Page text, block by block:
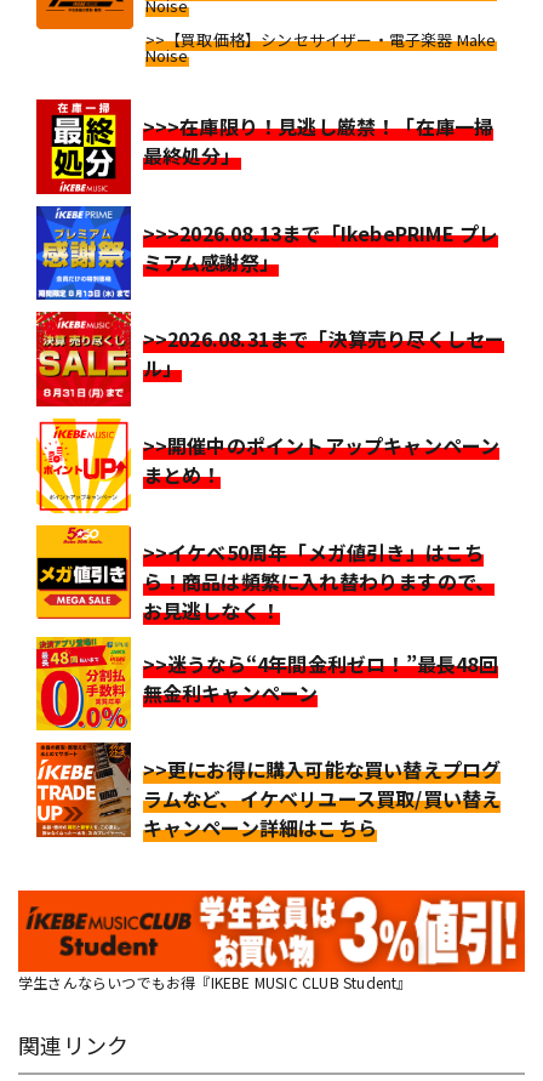
Noise
>>【買取価格】シンセサイザー・電子楽器 Make
Noise
>>>在庫限り！見逃し厳禁！「在庫一掃
最終処分」
>>>2026.08.13まで「IkebePRIME プレ
ミアム感謝祭」
>>2026.08.31まで「決算売り尽くしセー
ル」
>>開催中のポイントアップキャンペーン
まとめ！
>>イケベ50周年「メガ値引き」はこち
ら！商品は頻繁に入れ替わりますので、
お見逃しなく！
>>迷うなら“4年間金利ゼロ！”最長48回
無金利キャンペーン
>>更にお得に購入可能な買い替えプログ
ラムなど、イケベリユース買取/買い替え
キャンペーン詳細はこちら
学生さんならいつでもお得『IKEBE MUSIC CLUB Student』
関連リンク